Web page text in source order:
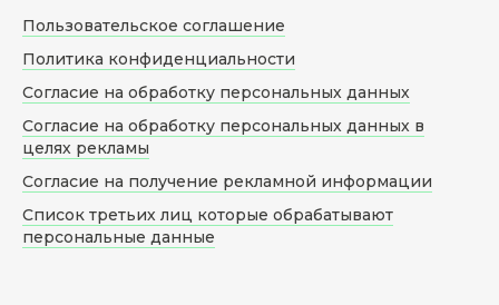
Пользовательское соглашение
Политика конфиденциальности
Согласие на обработку персональных данных
Согласие на обработку персональных данных в
целях рекламы
Согласие на получение рекламной информации
Список третьих лиц которые обрабатывают
персональные данные